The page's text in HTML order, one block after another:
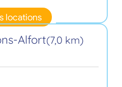
locations
Alfort(7,0 km)